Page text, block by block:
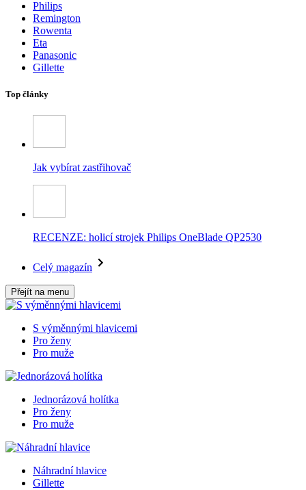
Philips
Remington
Rowenta
Eta
Panasonic
Gillette
Top články
Jak vybírat zastřihovač
RECENZE: holicí strojek Philips OneBlade QP2530
Celý magazín
Přejít na menu
S výměnnými hlavicemi
Pro ženy
Pro muže
Jednorázová holítka
Pro ženy
Pro muže
Náhradní hlavice
Gillette